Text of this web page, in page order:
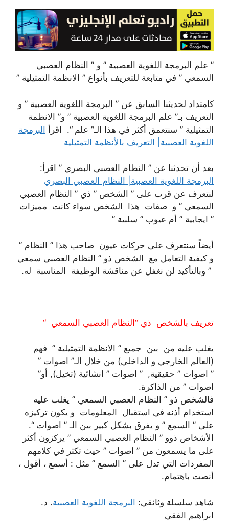
” علم البرمجة اللغوية العصبية ” و ” النظام العصبي
السمعي ” في متابعة للتعريف بأنواع ” الانظمة التمثيلية ”
كامتداد لحديثنا السابق عن ” البرمجة اللغوية العصبية ” و
التعريف بـ” علم البرمجة اللغوية العصبية ” و” الانظمة
التمثيلية ” سنتعمق أكثر في هذا الـ” علم “. اقرأ البرمجة
اللغوية العصبية| التعريف بالأنظمة التمثيلية
بعد أن تحدثنا عن ” النظام العصبي البصري ” اقرأ:
البرمجة اللغوية العصبية| النظام العصبي البصري
لنتعرف عن قرب على ” الشخص ” ذي ” النظام العصبي
السمعي ” و صفات هذا الشخص سواء كانت مميزات
” ايجابية ” أم عيوب ” سلبية ”
أيضاً سنتعرف على حركات عيون صاحب هذا ” النظام ”
و كيفية التعامل مع الشخص ذو ” النظام العصبي سمعي
” وبالتأكيد لن نغفل عن مناقشة الوظيفة المناسبة له.
تعريف بالشخص ذي “النظام العصبي السمعي “
يغلب عليه من بين جميع ” الانظمة التمثيلية ” فهم
(العالم الخارجي و الداخلي) من خلال الـ” اصوات ”
” اصوات ” حقيقية, ” اصوات ” انشائية (تخيل), أو”
اصوات ” من الذاكرة.
فالشخص ذو ” النظام العصبي السمعي ” يغلب عليه
استخدام أذنه في استقبال المعلومات و يكون تركيزه
على ” السمع ” و يفرق بشكل كبير بين الـ ” اصوات “.
الأشخاص ذوو ” النظام العصبي السمعي ” يركزون أكثر
على ما يسمعون من ” اصوات ” حيث تكثر في كلامهم
المفردات التي تدل على ” السمع ” مثل : أسمع ، أقول ،
أنصت باهتمام.
شاهد سلسلة وثائقي: البرمجة اللغوية العصبية. د.
ابراهيم الفقي